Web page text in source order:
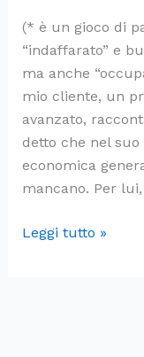
(* è un gioco di
“indaffarato” e
ma anche
mio cliente, un
avanzato,
detto che nel
economica
mancano. Per
Busy…
Leggi tutto »